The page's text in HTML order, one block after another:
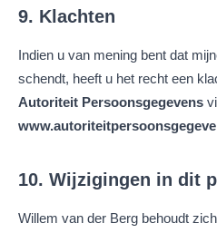
9. Klachten
Indien u van mening bent dat
schendt, heeft u het recht een
Autoriteit Persoonsgegevens
10. Wijzigingen in dit
Willem van der Berg behoudt